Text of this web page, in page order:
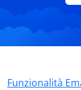
Funzionalità